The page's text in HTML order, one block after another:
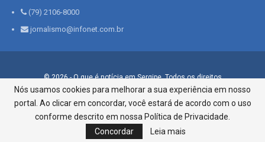
(79) 2106-8000
jornalismo@infonet.com.br
© 2026 - O que é notícia em Sergipe. Todos os direitos
reservados.
Infonet - Rua Monsenhor Silveira 276, Bairro São José |
Aracaju-SE, CEP 49015-030, Fone: 79.2106.8000 - CI Centro de
Informações LTDA
Nós usamos cookies para melhorar a sua experiência em nosso
portal. Ao clicar em concordar, você estará de acordo com o uso
conforme descrito em nossa Política de Privacidade.
Concordar
Leia mais